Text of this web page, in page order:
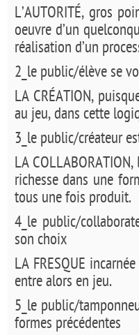
L’AUTORITÉ, gros
oeuvre d’un
réalisation d’un
2_le public/élève se
LA CRÉATION,
au jeu, dans cette
3_le public/créateur
LA
richesse dans une
tous une fois produit.
4_le public/
son choix
LA FRESQUE
entre alors en jeu.
5_le public/
formes précédentes